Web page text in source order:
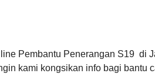
Pembantu Penerangan S19 di
kami kongsikan info bagi bantu